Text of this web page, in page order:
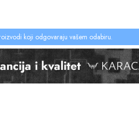
koji odgovaraju vašem odabiru.